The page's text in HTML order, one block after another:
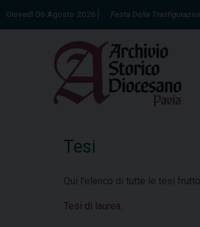
Giovedì 06 Agosto 2026 Festa Della
Tesi
Qui l’elenco di tutte le tesi
Tesi di laurea.